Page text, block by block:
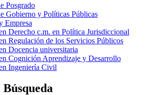
Posgrado
Gobierno y Políticas Públicas
Empresa
Derecho c.m. en Política Jurisdiccional
Regulación de los Servicios Públicos
Docencia universitaria
Cognición Aprendizaje y Desarrollo
Ingeniería Civil
Búsqueda